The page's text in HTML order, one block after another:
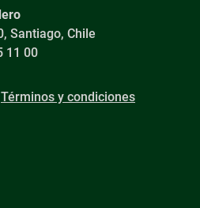
Santiago, Chile
11 00
Términos y condiciones